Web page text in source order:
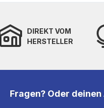
DIREKT VOM
HERSTELLER
Fragen? Oder